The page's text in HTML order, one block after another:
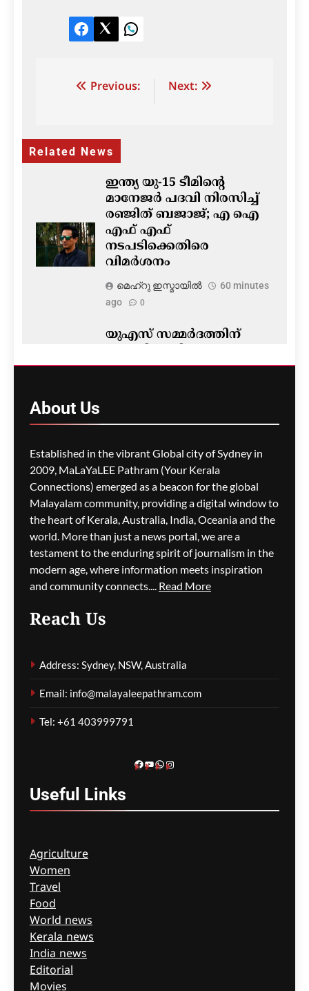
Facebook
TwitterLinkedIn
Post Previous: Next:
Related News
ഇന്ത്യ യു-15 ടീമിന്റെ
മാനേജർ പദവി നിരസിച്ച്
രഞ്ജിത് ബജാജ്; എ ഐ
എഫ് എഫ്
നടപടിക്കെതിരെ
വിമർശനം
മെഹ്റു ഇസ്മായില്‍
60 minutes
ago
0
യുഎസ് സമ്മർദത്തിന്
മാറ്റരുതെന്ന് GTRI; ഇടപാട്
ago
0
മെസ്സിയെ ലക്ഷ്യമിട്ട്
ബോംബ് ആക്രമണ
ഭീഷണി; ലോകകപ്പിനിടെ
സുരക്ഷാഭീഷണികൾ
വെളിപ്പെടുത്തി ചോർന്ന
പൊലീസ് റിപ്പോർട്ട്
മെഹ്റു ഇസ്മായില്‍
കോടതിയിലും ബഹളം,
ജാമ്യരേഖകൾ
കീറിയെറിഞ്ഞ് പ്രതി
മെഹ്റു ഇസ്മായില്‍
About Us
Established in the vibrant Global city of Sydney in
2009, MaLaYaLEE Pathram (Your Kerala
Connections) emerged as a beacon for the global
Malayalam community, providing a digital window to
the heart of Kerala, Australia, India, Oceania and the
world. More than just a news portal, we are a
testament to the enduring spirit of journalism in the
modern age, where information meets inspiration
and community connects.... Read More
Reach Us
Address: Sydney, NSW, Australia
Email: info@malayaleepathram.com
Tel: +61 403999791
Facebook
YouTube
WhatsApp
Instagram
Useful Links
Agriculture
Women
Travel
Food
World news
Kerala news
India news
Editorial
Movies